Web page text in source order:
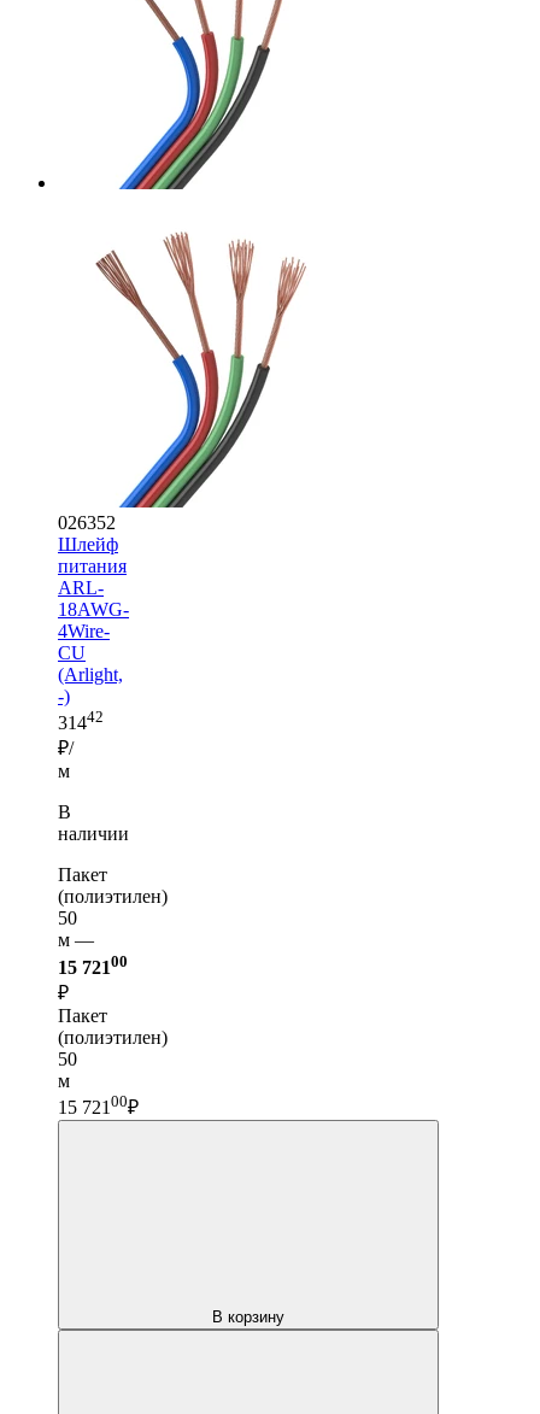
026352
Шлейф
питания
ARL-
18AWG-
4Wire-
CU
(Arlight,
-)
31442
₽/
м
В
наличии
Пакет
(полиэтилен)
50
м —
15 72100
₽
Пакет
(полиэтилен)
50
м
15 721 00₽
В корзину